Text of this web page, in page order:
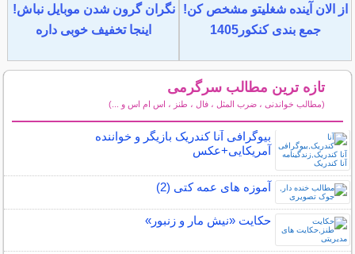
از الان آینده شغلیتو مشخص کن!
جمع بندی کنکور1405
نگران گرون شدن موبایل نباش!
اینجا تخفیف خوبی داره
تازه ترین مطالب سرگرمی
(مطالب خواندنی ، ضرب المثل ، فال ، طنز ، اس ام اس و ...)
بیوگرافی آنا کندریک بازیگر و خواننده
آمریکایی+عکس
آموزه های عمه کتی (2)
حکایت «نیش مار و زنبور»